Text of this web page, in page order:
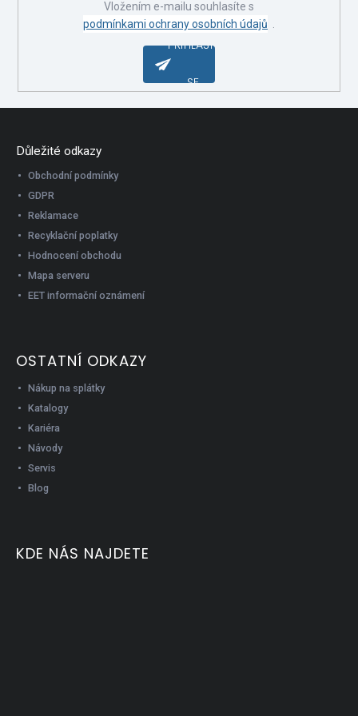
podmínkami ochrany osobních údajů
PŘIHLÁSIT
SE
Důležité odkazy
Obchodní podmínky
GDPR
Reklamace
Recyklační poplatky
Hodnocení obchodu
Mapa serveru
EET informační oznámení
OSTATNÍ ODKAZY
Nákup na splátky
Katalogy
Kariéra
Návody
Servis
Blog
KDE NÁS NAJDETE